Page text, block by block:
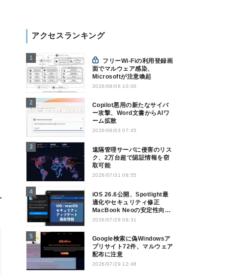
アクセスランキング
面でマルウェア感染、
Microsoftが注意喚起
2026/08/06 10:00
Copilot悪用の新たなサイバ
ー攻撃、Word文書からAIワ
ーム拡散
2026/08/03 07:45
遠隔管理サーバに侵害のリス
ク、2万台超で認証情報を窃
取可能
2026/07/31 08:55
iOS 26.6公開、Spotlight最
適化やセキュリティ修正
MacBook Neoの安定性向上
も
2026/07/28 09:31
Google検索に偽Windowsア
プリサイト72件、マルウェア
配布に注意
2026/07/29 12:48